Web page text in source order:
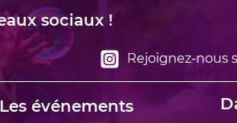
sociaux !
Rejoignez-nous
Les événements